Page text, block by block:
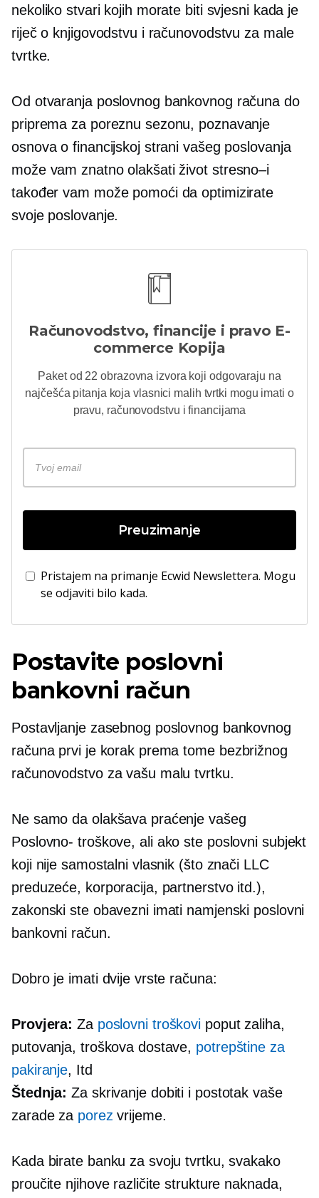
nekoliko stvari kojih morate biti svjesni kada je
riječ o knjigovodstvu i računovodstvu za male
tvrtke.
Od otvaranja poslovnog bankovnog računa do
priprema za poreznu sezonu, poznavanje
osnova o financijskoj strani vašeg poslovanja
može vam znatno olakšati život stresno–i
također vam može pomoći da optimizirate
svoje poslovanje.
Računovodstvo, financije i pravo E-
commerce Kopija
Paket od 22 obrazovna izvora koji odgovaraju na
najčešća pitanja koja vlasnici malih tvrtki mogu imati o
pravu, računovodstvu i financijama
Preuzimanje
Pristajem na primanje Ecwid Newslettera. Mogu
se odjaviti bilo kada.
Postavite poslovni
bankovni račun
Postavljanje zasebnog poslovnog bankovnog
računa prvi je korak prema tome bezbrižnog
računovodstvo za vašu malu tvrtku.
Ne samo da olakšava praćenje vašeg
Poslovno- troškove, ali ako ste poslovni subjekt
koji nije samostalni vlasnik (što znači LLC
preduzeće, korporacija, partnerstvo itd.),
zakonski ste obavezni imati namjenski poslovni
bankovni račun.
Dobro je imati dvije vrste računa:
Provjera: Za poslovni troškovi poput zaliha,
putovanja, troškova dostave, potrepštine za
pakiranje, Itd
Štednja: Za skrivanje dobiti i postotak vaše
zarade za porez vrijeme.
Kada birate banku za svoju tvrtku, svakako
proučite njihove različite strukture naknada,